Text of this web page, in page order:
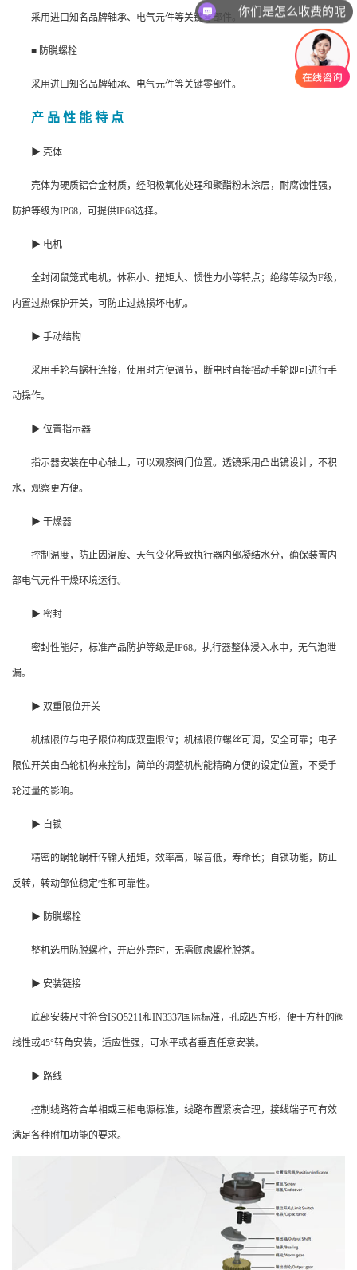
采用进口知名品牌轴承、电气元件等关键零部件。
■ 防脱螺栓
采用进口知名品牌轴承、电气元件等关键零部件。
产 品 性 能 特 点
▶ 壳体
壳体为硬质铝合金材质，经阳极氧化处理和聚酯粉末涂层，耐腐蚀性强，
防护等级为IP68，可提供IP68选择。
▶ 电机
全封闭鼠笼式电机，体积小、扭矩大、惯性力小等特点；绝缘等级为F级，
内置过热保护开关，可防止过热损坏电机。
▶ 手动结构
采用手轮与蜗杆连接，使用时方便调节，断电时直接摇动手轮即可进行手
动操作。
▶ 位置指示器
指示器安装在中心轴上，可以观察阀门位置。透镜采用凸出镜设计，不积
水，观察更方便。
▶ 干燥器
控制温度，防止因温度、天气变化导致执行器内部凝结水分，确保装置内
部电气元件干燥环境运行。
▶ 密封
密封性能好，标准产品防护等级是IP68。执行器整体浸入水中，无气泡泄
漏。
▶ 双重限位开关
机械限位与电子限位构成双重限位；机械限位螺丝可调，安全可靠；电子
限位开关由凸轮机构来控制，简单的调整机构能精确方便的设定位置，不受手
轮过量的影响。
▶ 自锁
精密的蜗轮蜗杆传输大扭矩，效率高，噪音低，寿命长；自锁功能，防止
反转，转动部位稳定性和可靠性。
▶ 防脱螺栓
整机选用防脱螺栓，开启外壳时，无需顾虑螺栓脱落。
▶ 安装链接
底部安装尺寸符合ISO5211和IN3337国际标准，孔成四方形，便于方杆的阀
线性或45°转角安装，适应性强，可水平或者垂直任意安装。
▶ 路线
控制线路符合单相或三相电源标准，线路布置紧凑合理，接线端子可有效
满足各种附加功能的要求。
你们是怎么收费的呢